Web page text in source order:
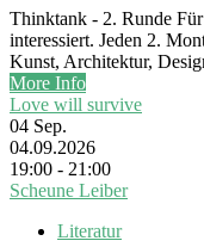
Thinktank - 2. Runde
interessiert. Jeden 2.
Kunst, Architektur,
More Info
Love will survive
04 Sep.
04.09.2026
19:00 - 21:00
Scheune Leiber
Literatur